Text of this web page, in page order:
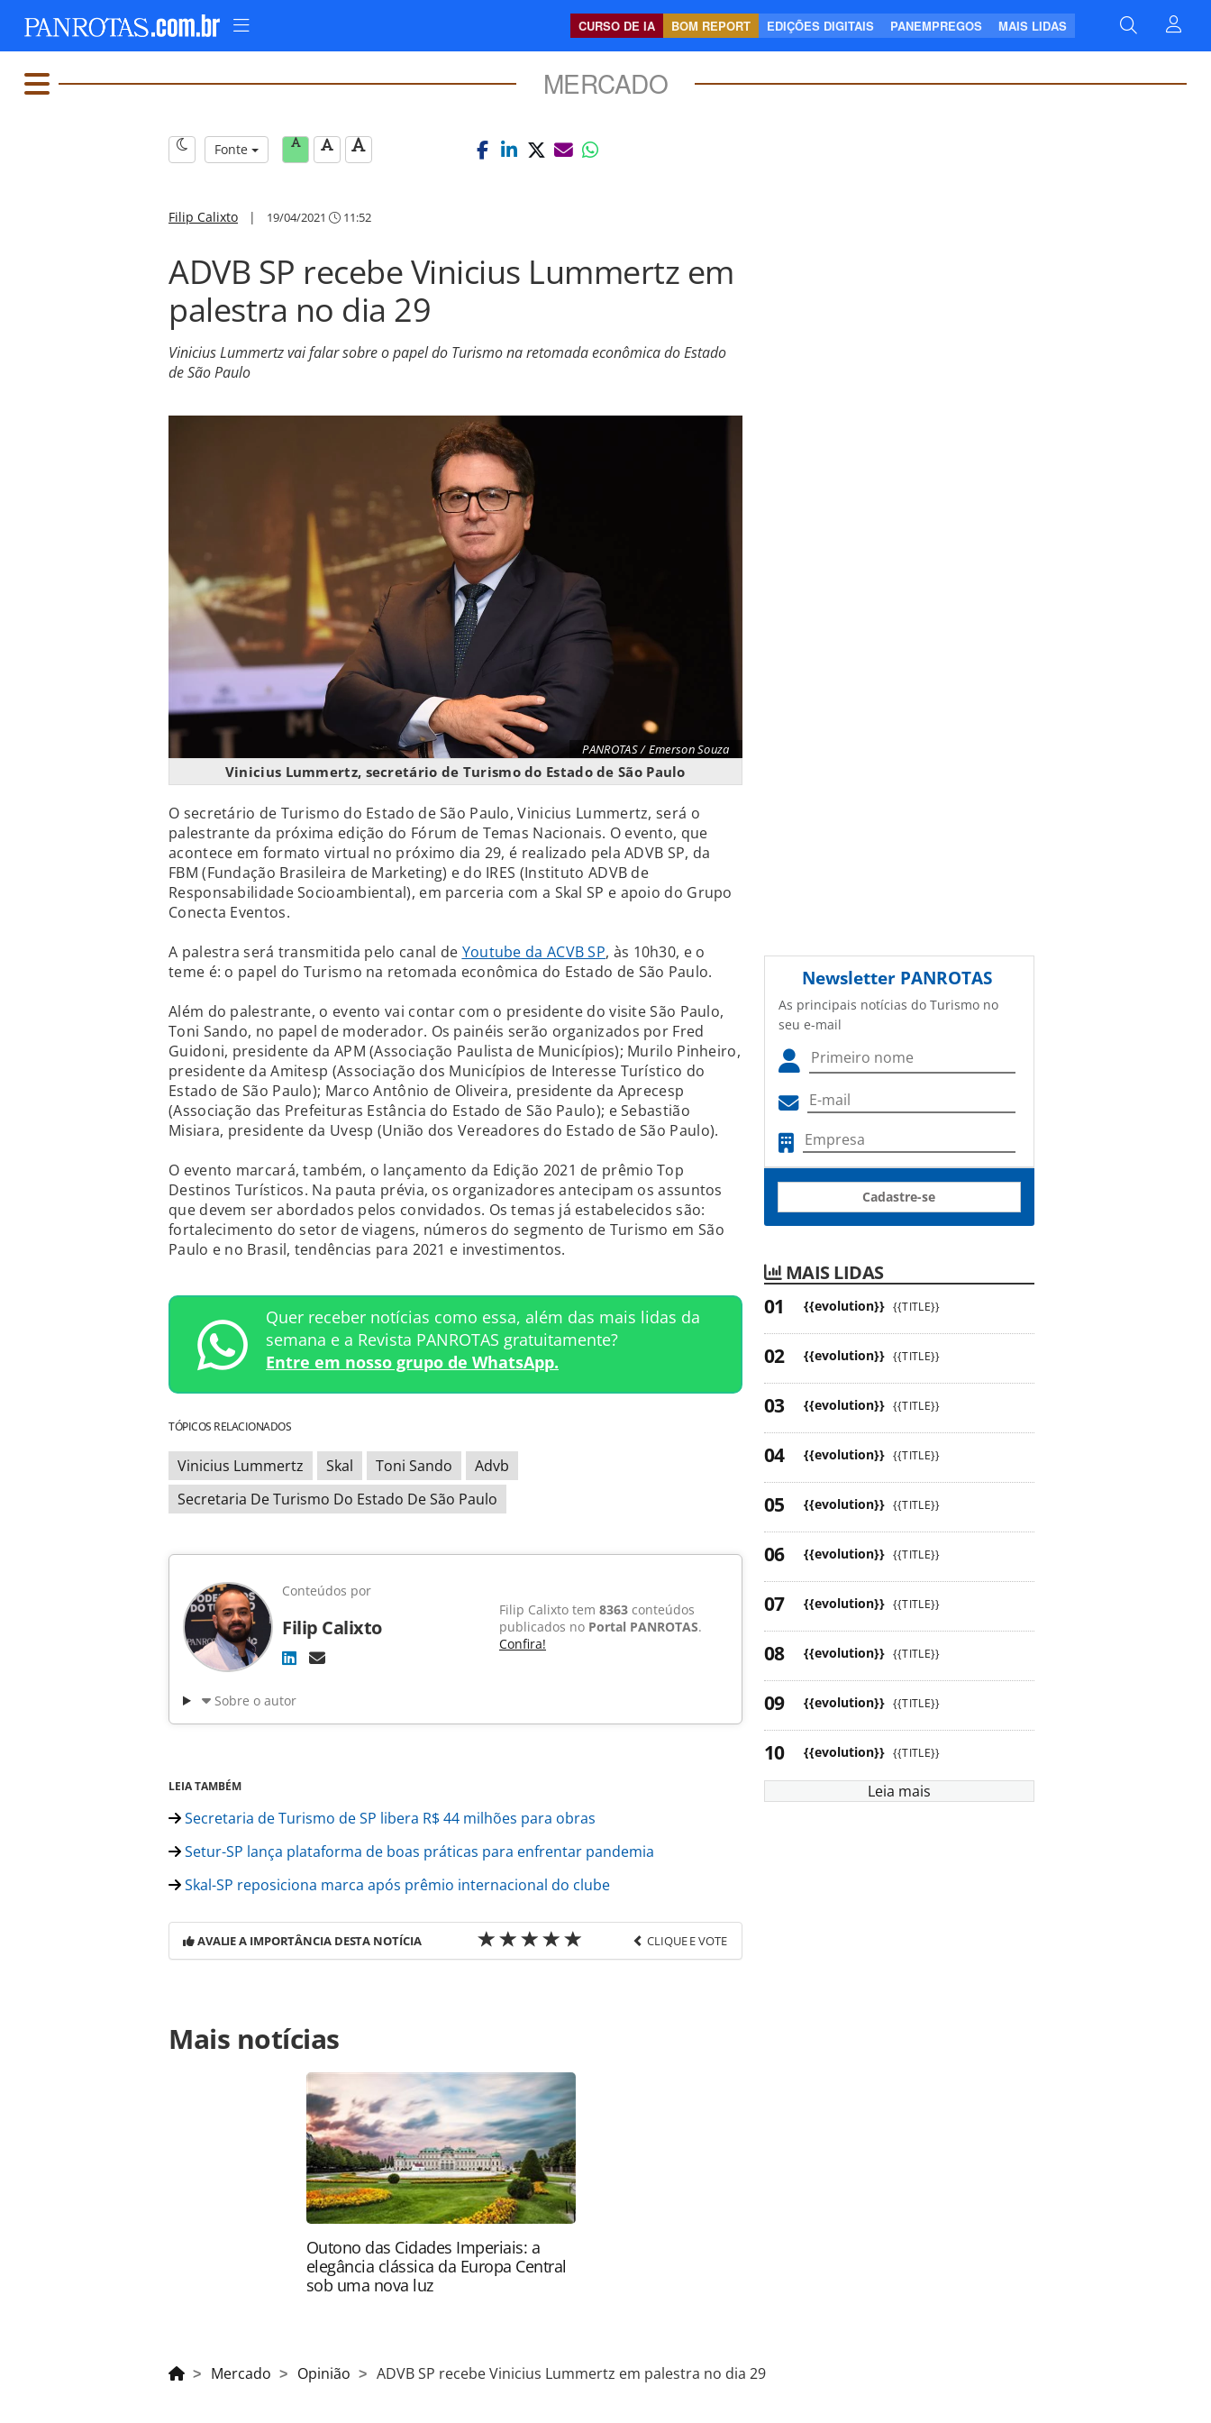
CURSO DE IA BOM REPORT EDIÇÕES DIGITAIS PANEMPREGOS MAIS LIDAS
MERCADO
Fonte
Filip Calixto | 19/04/2021 11:52
ADVB SP recebe Vinicius Lummertz em
palestra no dia 29
Vinicius Lummertz vai falar sobre o papel do Turismo na retomada econômica do Estado
de São Paulo
PANROTAS / Emerson Souza
Vinicius Lummertz, secretário de Turismo do Estado de São Paulo
O secretário de Turismo do Estado de São Paulo, Vinicius Lummertz, será o
palestrante da próxima edição do Fórum de Temas Nacionais. O evento, que
acontece em formato virtual no próximo dia 29, é realizado pela ADVB SP, da
FBM (Fundação Brasileira de Marketing) e do IRES (Instituto ADVB de
Responsabilidade Socioambiental), em parceria com a Skal SP e apoio do Grupo
Conecta Eventos.
A palestra será transmitida pelo canal de Youtube da ACVB SP, às 10h30, e o
teme é: o papel do Turismo na retomada econômica do Estado de São Paulo.
Além do palestrante, o evento vai contar com o presidente do visite São Paulo,
Toni Sando, no papel de moderador. Os painéis serão organizados por Fred
Guidoni, presidente da APM (Associação Paulista de Municípios); Murilo Pinheiro,
presidente da Amitesp (Associação dos Municípios de Interesse Turístico do
Estado de São Paulo); Marco Antônio de Oliveira, presidente da Aprecesp
(Associação das Prefeituras Estância do Estado de São Paulo); e Sebastião
Misiara, presidente da Uvesp (União dos Vereadores do Estado de São Paulo).
O evento marcará, também, o lançamento da Edição 2021 de prêmio Top
Destinos Turísticos. Na pauta prévia, os organizadores antecipam os assuntos
que devem ser abordados pelos convidados. Os temas já estabelecidos são:
fortalecimento do setor de viagens, números do segmento de Turismo em São
Paulo e no Brasil, tendências para 2021 e investimentos.
Quer receber notícias como essa, além das mais lidas da
semana e a Revista PANROTAS gratuitamente?
Entre em nosso grupo de WhatsApp.
TÓPICOS RELACIONADOS
Vinicius Lummertz Skal Toni Sando
Advb
Secretaria De Turismo Do Estado De São Paulo
Conteúdos por
Filip Calixto
Filip Calixto tem 8363 conteúdos
publicados no Portal PANROTAS.
Confira!
Sobre o autor
LEIA TAMBÉM
Secretaria de Turismo de SP libera R$ 44 milhões para obras
Setur-SP lança plataforma de boas práticas para enfrentar pandemia
Skal-SP reposiciona marca após prêmio internacional do clube
AVALIE A IMPORTÂNCIA DESTA NOTÍCIA CLIQUE E VOTE
https://www.panrotas.com.br/mercado/opiniao/2021/04/advb-sp-recebe-vinicius-
lummertz-em-palestra-no-dia-29_180955.html ou as ferramentas oferecidas na página.
Todo o conteúdo produzido pela PANROTAS Editora é protegido pela legislação
brasileira sobre direito autoral. Não reproduza o conteúdo sem autorização da
PANROTAS Editora (copyright@panrotas.com.br).
Mais notícias
Outono das Cidades Imperiais: a
elegância clássica da Europa Central
sob uma nova luz
Newsletter PANROTAS
As principais notícias do Turismo no
seu e-mail
Cadastre-se
MAIS LIDAS
{{evolution}} {{TITLE}}
{{evolution}} {{TITLE}}
{{evolution}} {{TITLE}}
{{evolution}} {{TITLE}}
{{evolution}} {{TITLE}}
{{evolution}} {{TITLE}}
{{evolution}} {{TITLE}}
{{evolution}} {{TITLE}}
{{evolution}} {{TITLE}}
{{evolution}} {{TITLE}}
Leia mais
Mercado Opinião ADVB SP recebe Vinicius Lummertz em palestra no dia 29